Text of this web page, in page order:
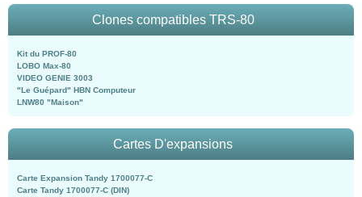
Clones compatibles TRS-80
Kit du PROF-80
LOBO Max-80
VIDEO GENIE 3003
"Le Guépard" HBN Computeur
LNW80 "Maison"
Cartes D'expansions
Carte Expansion Tandy 1700077-C
Carte Tandy 1700077-C (DIN)